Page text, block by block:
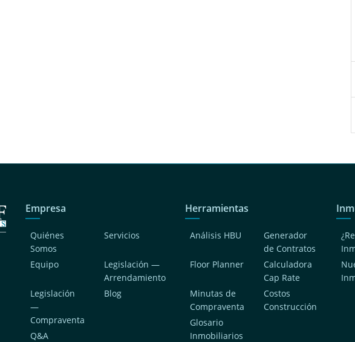
Empresa
Quiénes
Somos
Servicios
Equipo
Legislación —
Arrendamiento
Legislación
—
Compraventa
Blog
Q&A
Herramientas
Análisis HBU
Generador
de Contratos
Floor Planner
Calculadora
Cap Rate
Minutas de
Compraventa
Costos
Construcción
Glosario
Inmobiliarios